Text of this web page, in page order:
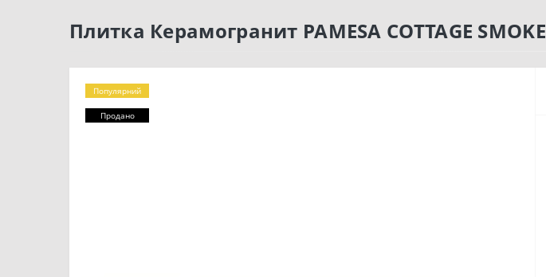
Плитка Керамогранит PAMESA COTTAGE SMOKE
Популярний
Продано